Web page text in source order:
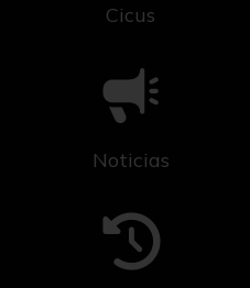
Cicus
Noticias